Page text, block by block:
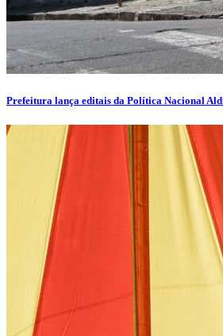
Prefeitura lança editais da Política Nacional